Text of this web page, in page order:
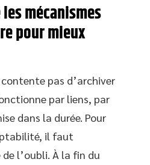
mécanismes
pour mieux
contente pas d’archiver
par liens, par
dans la durée. Pour
il faut
l’oubli. À la fin du